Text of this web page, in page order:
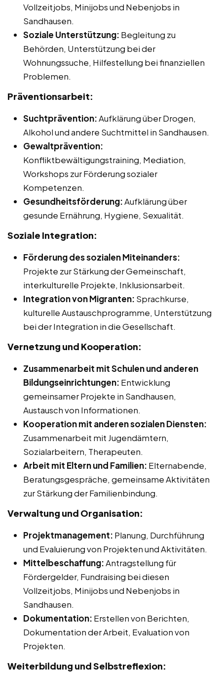
Vollzeitjobs, Minijobs und Nebenjobs in
Sandhausen.
Soziale Unterstützung: Begleitung zu
Behörden, Unterstützung bei der
Wohnungssuche, Hilfestellung bei finanziellen
Problemen.
Präventionsarbeit:
Suchtprävention:Aufklärung über Drogen,
Alkohol und andere Suchtmittel in Sandhausen.
Gewaltprävention:
Konfliktbewältigungstraining, Mediation,
Workshops zur Förderung sozialer
Kompetenzen.
Gesundheitsförderung:Aufklärung über
gesunde Ernährung, Hygiene, Sexualität.
Soziale Integration:
Förderung des sozialen Miteinanders:
Projekte zur Stärkung der Gemeinschaft,
interkulturelle Projekte, Inklusionsarbeit.
Integration von Migranten: Sprachkurse,
kulturelle Austauschprogramme, Unterstützung
bei der Integration in die Gesellschaft.
Vernetzung und Kooperation:
Zusammenarbeit mit Schulen und anderen
Bildungseinrichtungen: Entwicklung
gemeinsamer Projekte in Sandhausen,
Austausch von Informationen.
Kooperation mit anderen sozialen Diensten:
Zusammenarbeit mit Jugendämtern,
Sozialarbeitern, Therapeuten.
Arbeit mit Eltern und Familien: Elternabende,
Beratungsgespräche, gemeinsame Aktivitäten
zur Stärkung der Familienbindung.
Verwaltung und Organisation:
Projektmanagement: Planung, Durchführung
und Evaluierung von Projekten und Aktivitäten.
Mittelbeschaffung:Antragstellung für
Fördergelder, Fundraising bei diesen
Vollzeitjobs, Minijobs und Nebenjobs in
Sandhausen.
Dokumentation: Erstellen von Berichten,
Dokumentation der Arbeit, Evaluation von
Projekten.
Weiterbildung und Selbstreflexion: